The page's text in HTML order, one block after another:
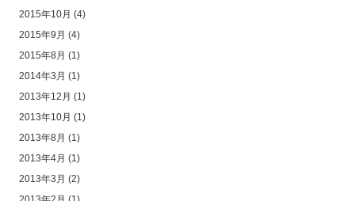
2015年10月 (4)
2015年9月 (4)
2015年8月 (1)
2014年3月 (1)
2013年12月 (1)
2013年10月 (1)
2013年8月 (1)
2013年4月 (1)
2013年3月 (2)